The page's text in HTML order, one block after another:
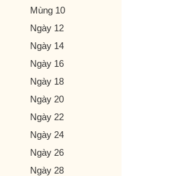
Mùng 10
Ngày 12
Ngày 14
Ngày 16
Ngày 18
Ngày 20
Ngày 22
Ngày 24
Ngày 26
Ngày 28